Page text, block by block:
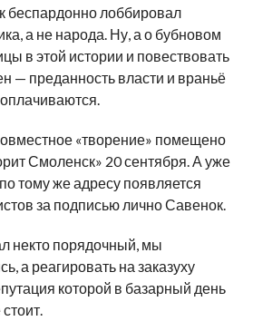
беспардонно лоббировал
а не народа. Ну, а о бубновом
в этой истории и повествовать
— преданность власти и враньё
«творение» помещено
Смоленск» 20 сентября. А уже
тому же адресу появляется
за подписью лично Савенок.
некто порядочный, мы
а реагировать на заказуху
которой в базарный день